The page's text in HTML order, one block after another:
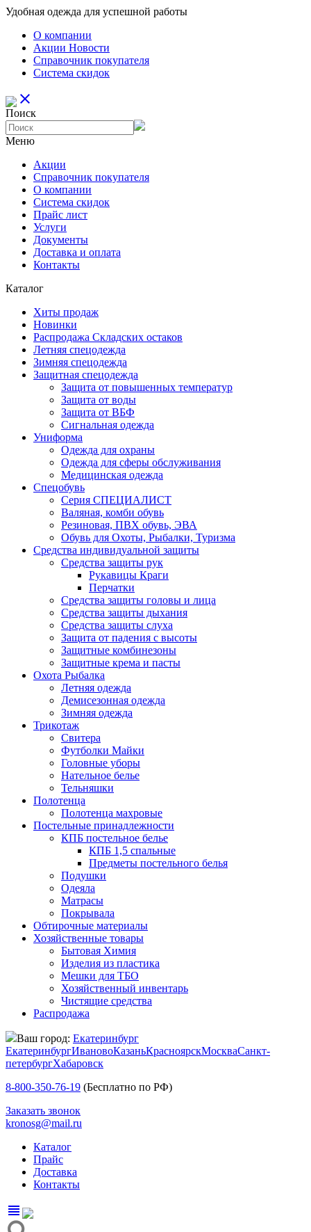
Удобная одежда для успешной работы
О компании
Aкции Новости
Справочник покупателя
Система скидок
close
Поиск
Меню
Aкции
Справочник покупателя
О компании
Система скидок
Прайс лист
Услуги
Документы
Доставка и оплата
Контакты
Каталог
Хиты продаж
Новинки
Распродажа Складских остаков
Летняя спецодежда
Зимняя спецодежда
Защитная спецодежда
Защита от повышенных температур
Защита от воды
Защита от ВБФ
Сигнальная одежда
Униформа
Одежда для охраны
Одежда для сферы обслуживания
Медицинская одежда
Спецобувь
Серия СПЕЦИАЛИСТ
Валяная, комби обувь
Резиновая, ПВХ обувь, ЭВА
Обувь для Охоты, Рыбалки, Туризма
Средства индивидуальной защиты
Средства защиты рук
Рукавицы Краги
Перчатки
Средства защиты головы и лица
Средства защиты дыхания
Средства защиты слуха
Защита от падения с высоты
Защитные комбинезоны
Защитные крема и пасты
Охота Рыбалка
Летняя одежда
Демисезонная одежда
Зимняя одежда
Трикотаж
Свитера
Футболки Майки
Головные уборы
Нательное белье
Тельняшки
Полотенца
Полотенца махровые
Постельные принадлежности
КПБ постельное белье
КПБ 1,5 спальные
Предметы постельного белья
Подушки
Одеяла
Матрасы
Покрывала
Обтирочные материалы
Хозяйственные товары
Бытовая Химия
Изделия из пластика
Мешки для ТБО
Хозяйственный инвентарь
Чистящие средства
Распродажа
Ваш город: Екатеринбург
ЕкатеринбургИвановоКазаньКрасноярскМоскваСанкт-
петербургХабаровск
8-800-350-76-19 (Бесплатно по РФ)
Заказать звонок
kronosg@mail.ru
Каталог
Прайс
Доставка
Контакты
view_headline